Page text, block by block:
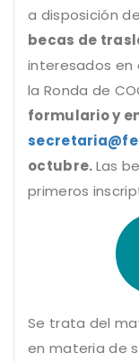
a disposición
becas de
interesados en
la Ronda de
formulario y
octubre.Las
primeros
Se trata del
en materia de